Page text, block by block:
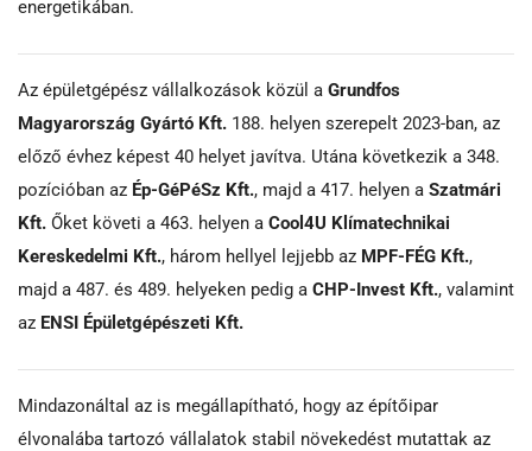
energetikában.
Az épületgépész vállalkozások közül a Grundfos
Magyarország Gyártó Kft. 188. helyen szerepelt 2023-ban, az
előző évhez képest 40 helyet javítva. Utána következik a 348.
pozícióban az Ép-GéPéSz Kft., majd a 417. helyen a Szatmári
Kft. Őket követi a 463. helyen a Cool4U Klímatechnikai
Kereskedelmi Kft., három hellyel lejjebb az MPF-FÉG Kft.,
majd a 487. és 489. helyeken pedig a CHP-Invest Kft., valamint
az ENSI Épületgépészeti Kft.
Mindazonáltal az is megállapítható, hogy az építőipar
élvonalába tartozó vállalatok stabil növekedést mutattak az